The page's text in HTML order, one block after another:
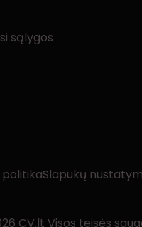
sąlygos
Slapukų
CV.lt Visos teisės